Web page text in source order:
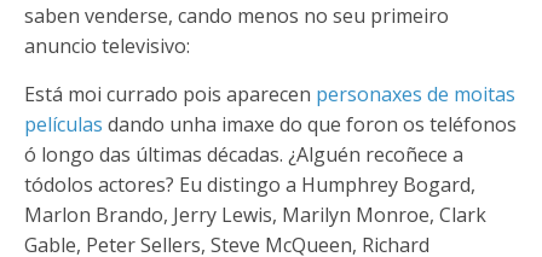
saben venderse, cando menos no seu primeiro
anuncio televisivo:
Está moi currado pois aparecen personaxes de moitas
películas dando unha imaxe do que foron os teléfonos
ó longo das últimas décadas. ¿Alguén recoñece a
tódolos actores? Eu distingo a Humphrey Bogard,
Marlon Brando, Jerry Lewis, Marilyn Monroe, Clark
Gable, Peter Sellers, Steve McQueen, Richard